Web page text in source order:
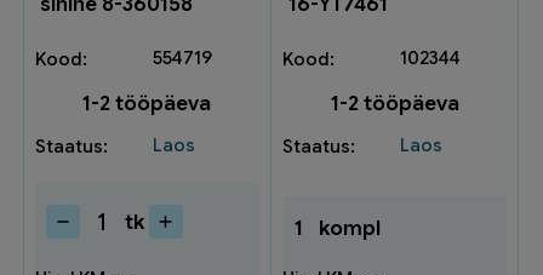
554719
1-2 tööpäeva
Laos
Põlvekaitsmed
tk
102344
1-2 tööpäeva
Laos
1 kompl